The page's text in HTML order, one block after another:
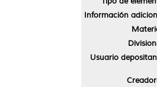
Información
Usuario